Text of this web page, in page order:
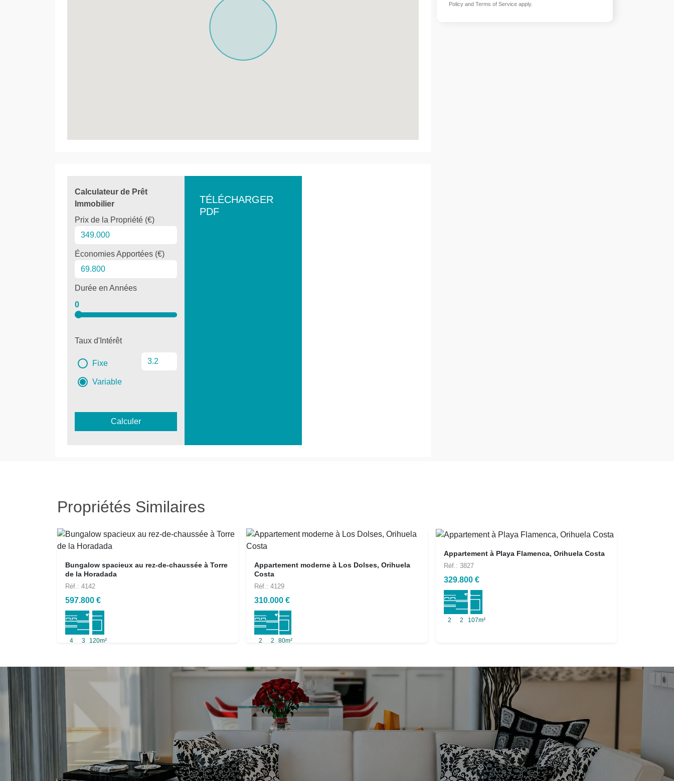
Calculateur de Prêt
Immobilier
Prix de la Propriété (€)
Économies Apportées (€)
Durée en Années
0
Taux d'Intérêt
Fixe
Variable
Calculer
TÉLÉCHARGER
PDF
Policy andTerms of Service apply.
Propriétés Similaires
Bungalow spacieux au rez-de-chaussée à Torre
de la Horadada
Réf.: 4142
597.800 €
4 3 120m²
Appartement moderne à Los Dolses, Orihuela
Costa
Réf.: 4129
310.000 €
2 2 80m²
Appartement à Playa Flamenca, Orihuela Costa
Réf.: 3827
329.800 €
2 2 107m²